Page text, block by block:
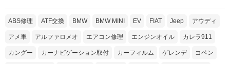
ABS修理 ATF交換 BMW BMW MINI EV FIAT Jeep アウディ
アメ車 アルファロメオ エアコン修理 エンジンオイル カレラ911
カングー カーナビゲーション取付 カーフィルム ゲレンデ コペン